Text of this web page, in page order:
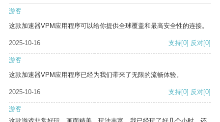
游客
这款加速器VPM应用程序可以给你提供全球覆盖和最高安全性的连接。
2025-10-16 支持[0] 反对[0]
游客
这款加速器VPM应用程序已经为我们带来了无限的流畅体验。
2025-10-16 支持[0] 反对[0]
游客